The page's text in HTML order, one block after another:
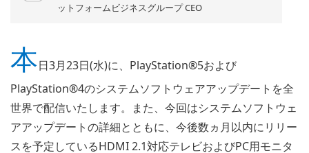
ットフォームビジネスグループ CEO
本日3月23日(水)に、PlayStation®5および
PlayStation®4のシステムソフトウェアアップデートを全
世界で配信いたします。また、今回はシステムソフトウェ
アアップデートの詳細とともに、今後数ヵ月以内にリリー
スを予定しているHDMI 2.1対応テレビおよびPC用モニタ